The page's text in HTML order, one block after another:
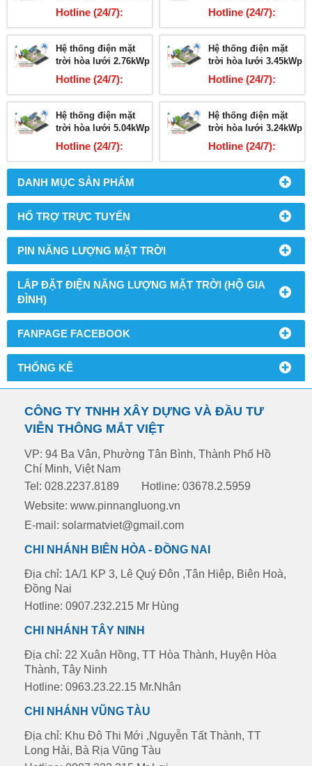
DANH MỤC SẢN PHẨM
HỔ TRỢ TRỰC TUYẾN
PIN NĂNG LƯỢNG MẶT TRỜI
LẮP ĐẶT ĐIỆN NĂNG LƯỢNG MẶT TRỜI (HỘ GIA
ĐÌNH)
FANPAGE FACEBOOK
THỐNG KÊ
Hotline (24/7):
03678.2.5959
Hotline (24/7):
03678.2.5959
Hệ thống điện mặt
trời hòa lưới 2.76kWp
Hotline (24/7):
03678.2.5959
Hệ thống điện mặt
trời hòa lưới 3.45kWp
Hotline (24/7):
03678.2.5959
Hệ thống điện mặt
trời hòa lưới 5.04kWp
Hotline (24/7):
03678.2.5959
Hệ thống điện mặt
trời hòa lưới 3.24kWp
Hotline (24/7):
03678.2.5959
CÔNG TY TNHH XÂY DỰNG VÀ ĐẦU TƯ
VIỄN THÔNG MẮT VIỆT
VP: 94 Ba Vân, Phường Tân Bình, Thành Phố Hồ
Chí Minh, Việt Nam
Tel: 028.2237.8189
Hotline: 03678.2.5959
Website: www.pinnangluong.vn
E-mail: solarmatviet@gmail.com
CHI NHÁNH BIÊN HÒA - ĐỒNG NAI
Địa chỉ: 1A/1 KP 3, Lê Quý Đôn ,Tân Hiệp, Biên Hoà,
Đồng Nai
Hotline: 0907.232.215 Mr Hùng
CHI NHÁNH TÂY NINH
Địa chỉ: 22 Xuân Hồng, TT Hòa Thành, Huyện Hòa
Thành, Tây Ninh
Hotline: 0963.23.22.15 Mr.Nhân
CHI NHÁNH VŨNG TÀU
Địa chỉ: Khu Đô Thi Mới ,Nguyễn Tất Thành, TT
Long Hải, Bà Rịa Vũng Tàu